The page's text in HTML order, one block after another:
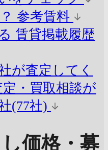
参考賃料
賃貸掲載履歴
が査定してく
定・買取相談が
(77社)
価格・募